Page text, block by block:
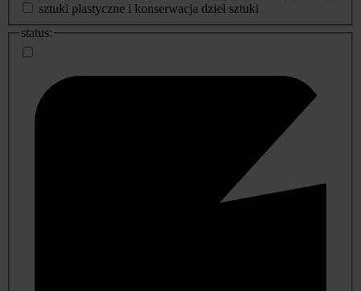
sztuki plastyczne i konserwacja dzieł sztuki
status: